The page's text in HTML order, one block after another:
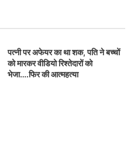
पत्नी पर अफेयर का था शक, पति ने बच्चों
को मारकर वीडियो रिश्तेदारों को
भेजा….फिर की आत्महत्या